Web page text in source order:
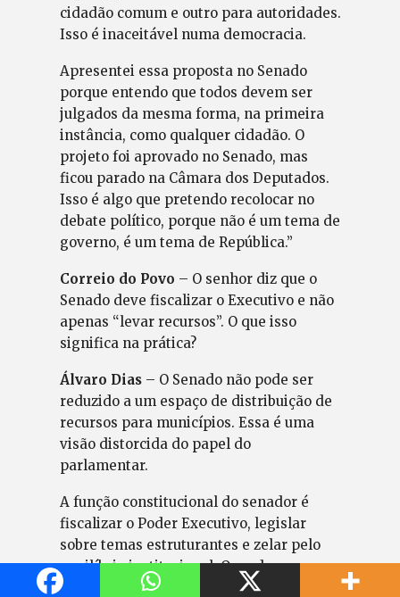
cidadão comum e outro para autoridades.
Isso é inaceitável numa democracia.
Apresentei essa proposta no Senado
porque entendo que todos devem ser
julgados da mesma forma, na primeira
instância, como qualquer cidadão. O
projeto foi aprovado no Senado, mas
ficou parado na Câmara dos Deputados.
Isso é algo que pretendo recolocar no
debate político, porque não é um tema de
governo, é um tema de República.”
Correio do Povo – O senhor diz que o
Senado deve fiscalizar o Executivo e não
apenas “levar recursos”. O que isso
significa na prática?
Álvaro Dias– O Senado não pode ser
reduzido a um espaço de distribuição de
recursos para municípios. Essa é uma
visão distorcida do papel do
parlamentar.
A função constitucional do senador é
fiscalizar o Poder Executivo, legislar
sobre temas estruturantes e zelar pelo
equilíbrio institucional. Quando o
Parlamento se transforma apenas em